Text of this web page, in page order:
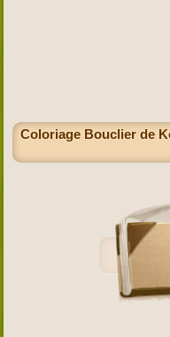
Coloriage Bouclier de